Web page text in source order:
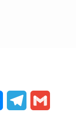
MessengerTelegram